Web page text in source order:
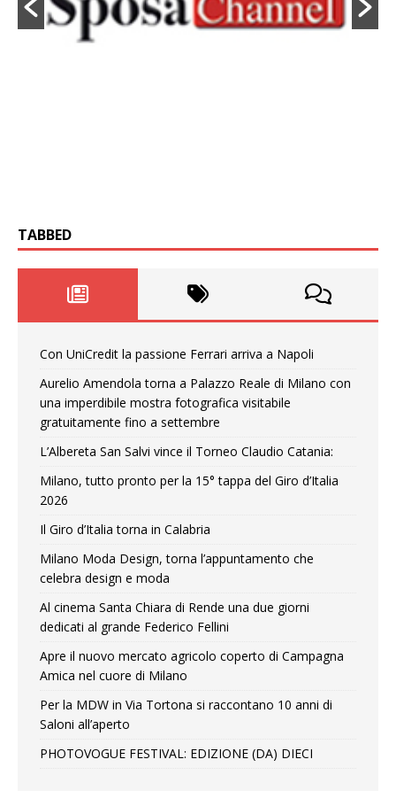
TABBED
Con UniCredit la passione Ferrari arriva a Napoli
Aurelio Amendola torna a Palazzo Reale di Milano con
una imperdibile mostra fotografica visitabile
gratuitamente fino a settembre
L’Albereta San Salvi vince il Torneo Claudio Catania:
Milano, tutto pronto per la 15° tappa del Giro d’Italia
2026
Il Giro d’Italia torna in Calabria
Milano Moda Design, torna l’appuntamento che
celebra design e moda
Al cinema Santa Chiara di Rende una due giorni
dedicati al grande Federico Fellini
Apre il nuovo mercato agricolo coperto di Campagna
Amica nel cuore di Milano
Per la MDW in Via Tortona si raccontano 10 anni di
Saloni all’aperto
PHOTOVOGUE FESTIVAL: EDIZIONE (DA) DIECI